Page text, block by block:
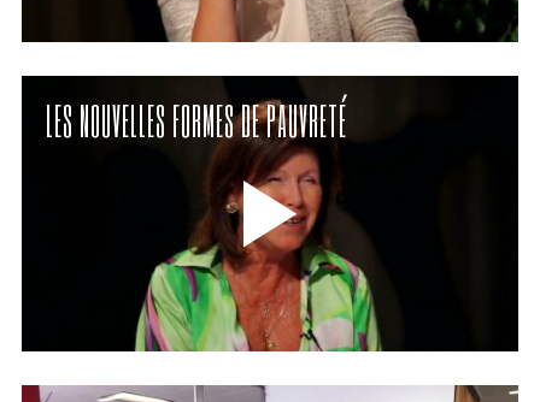
LES NOUVELLES FORMES DE PAUVRETÉ